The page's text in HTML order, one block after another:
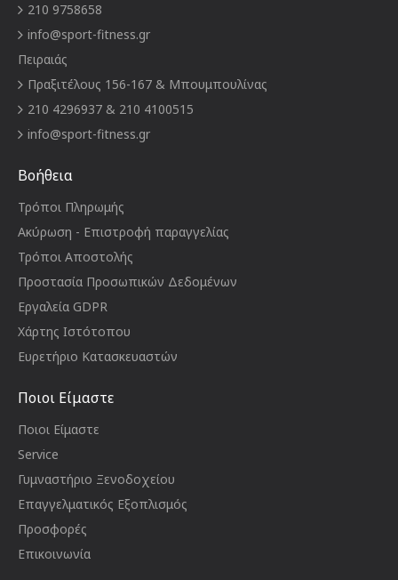
210 9758658
info@sport-fitness.gr
Πειραιάς
Πραξιτέλους 156-167 & Μπουμπουλίνας
210 4296937 & 210 4100515
info@sport-fitness.gr
Βοήθεια
Τρόποι Πληρωμής
Ακύρωση - Επιστροφή παραγγελίας
Τρόποι Αποστολής
Προστασία Προσωπικών Δεδομένων
Εργαλεία GDPR
Χάρτης Ιστότοπου
Ευρετήριο Κατασκευαστών
Ποιοι Είμαστε
Ποιοι Είμαστε
Service
Γυμναστήριο Ξενοδοχείου
Επαγγελματικός Εξοπλισμός
Προσφορές
Επικοινωνία